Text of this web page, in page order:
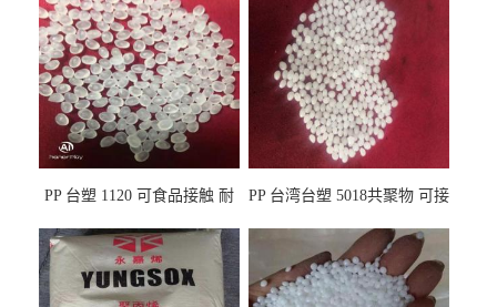
PP 台塑 1120 可食品接触 耐
PP 台湾台塑 5018共聚物 可接